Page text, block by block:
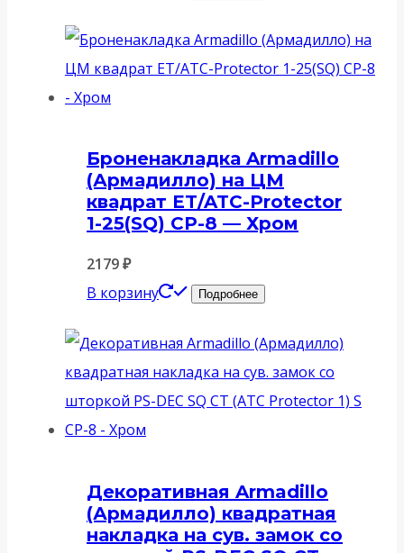
Броненакладка Armadillo
(Армадилло) на ЦМ
квадрат ET/ATC-Protector
1-25(SQ) CP-8 — Хром
2179₽
В корзину
Подробнее
Декоративная Armadillo
(Армадилло) квадратная
накладка на сув. замок со